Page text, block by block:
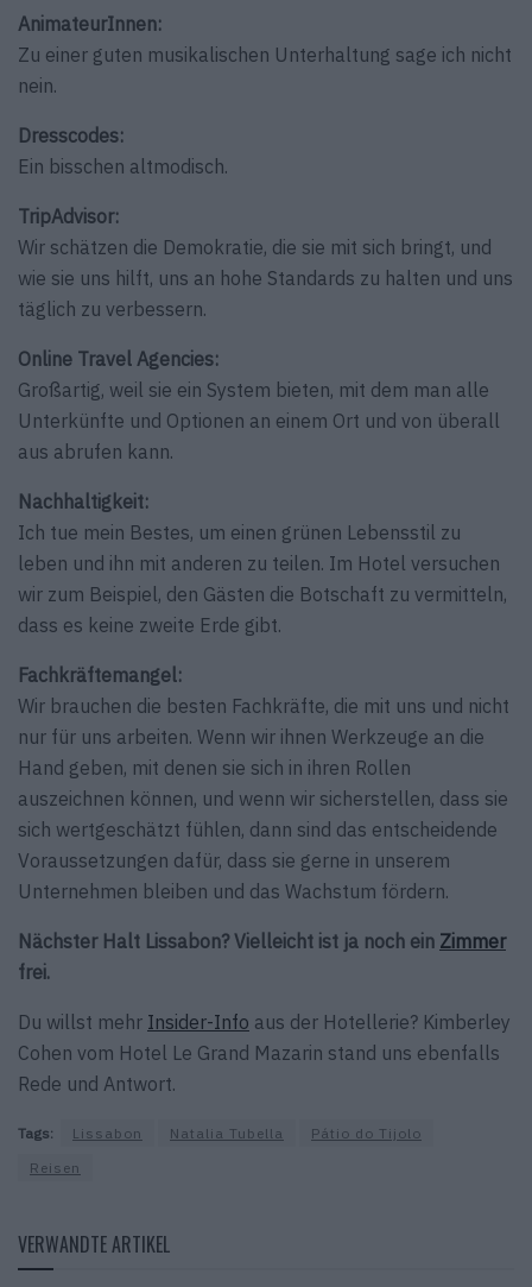
AnimateurInnen:
Zu einer guten musikalischen Unterhaltung sage ich nicht
nein.
Dresscodes:
Ein bisschen altmodisch.
TripAdvisor:
Wir schätzen die Demokratie, die sie mit sich bringt, und
wie sie uns hilft, uns an hohe Standards zu halten und uns
täglich zu verbessern.
Online Travel Agencies:
Großartig, weil sie ein System bieten, mit dem man alle
Unterkünfte und Optionen an einem Ort und von überall
aus abrufen kann.
Nachhaltigkeit:
Ich tue mein Bestes, um einen grünen Lebensstil zu
leben und ihn mit anderen zu teilen. Im Hotel versuchen
wir zum Beispiel, den Gästen die Botschaft zu vermitteln,
dass es keine zweite Erde gibt.
Fachkräftemangel:
Wir brauchen die besten Fachkräfte, die mit uns und nicht
nur für uns arbeiten. Wenn wir ihnen Werkzeuge an die
Hand geben, mit denen sie sich in ihren Rollen
auszeichnen können, und wenn wir sicherstellen, dass sie
sich wertgeschätzt fühlen, dann sind das entscheidende
Voraussetzungen dafür, dass sie gerne in unserem
Unternehmen bleiben und das Wachstum fördern.
Nächster Halt Lissabon? Vielleicht ist ja noch ein Zimmer
frei.
Du willst mehr Insider-Info aus der Hotellerie? Kimberley
Cohen vom Hotel Le Grand Mazarin stand uns ebenfalls
Rede und Antwort.
Tags: Lissabon Natalia Tubella
Pátio do Tijolo
Reisen
VERWANDTE ARTIKEL